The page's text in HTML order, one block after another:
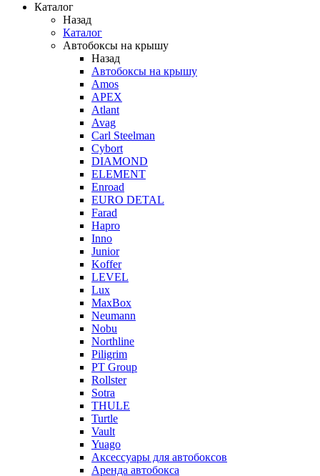
Каталог
Назад
Каталог
Автобоксы на крышу
Назад
Автобоксы на крышу
Amos
APEX
Atlant
Avag
Carl Steelman
Cybort
DIAMOND
ELEMENT
Enroad
EURO DETAL
Farad
Hapro
Inno
Junior
Koffer
LEVEL
Lux
MaxBox
Neumann
Nobu
Northline
Piligrim
PT Group
Rollster
Sotra
THULE
Turtle
Vault
Yuago
Аксессуары для автобоксов
Аренда автобокса